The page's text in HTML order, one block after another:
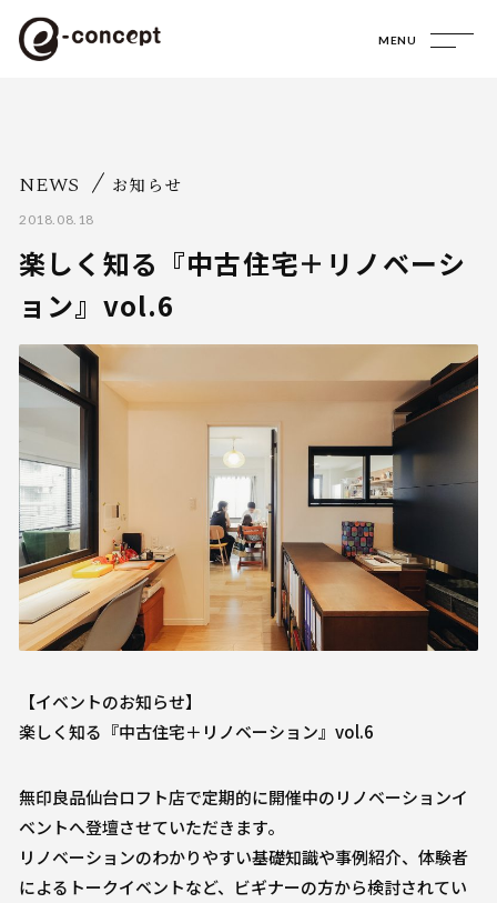
MENU
NEWS お知らせ
2018.08.18
楽しく知る『中古住宅＋リノベーシ
ョン』vol.6
【イベントのお知らせ】
楽しく知る『中古住宅＋リノベーション』vol.6
無印良品仙台ロフト店で定期的に開催中のリノベーションイ
ベントへ登壇させていただきます。
リノベーションのわかりやすい基礎知識や事例紹介、体験者
によるトークイベントなど、ビギナーの方から検討されてい